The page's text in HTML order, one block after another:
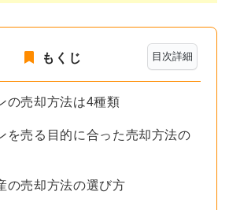
目次詳細
もくじ
の売却方法は4種類
を売る目的に合った売却方法の
の売却方法の選び方